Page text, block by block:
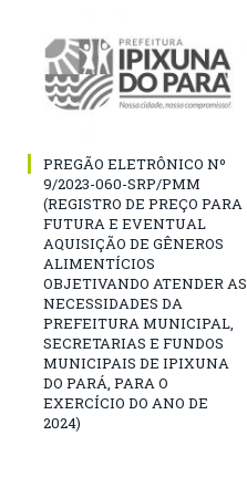
PREGÃO ELETRÔNICO Nº
9/2023-060-SRP/PMM
(REGISTRO DE PREÇO PARA
FUTURA E EVENTUAL
AQUISIÇÃO DE GÊNEROS
ALIMENTÍCIOS
OBJETIVANDO ATENDER AS
NECESSIDADES DA
PREFEITURA MUNICIPAL,
SECRETARIAS E FUNDOS
MUNICIPAIS DE IPIXUNA
DO PARÁ, PARA O
EXERCÍCIO DO ANO DE
2024)